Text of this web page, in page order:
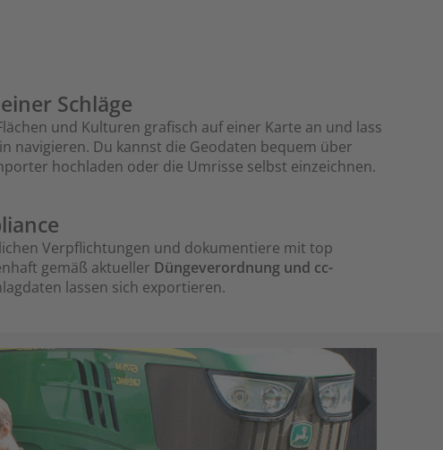
Schläge
und Kulturen grafisch auf einer Karte an und lass
navigieren. Du kannst die Geodaten bequem über
hochladen oder die Umrisse selbst einzeichnen.
Verpflichtungen und dokumentiere mit top
gemäß aktueller Düngeverordnung und cc-
lassen sich exportieren.